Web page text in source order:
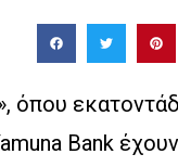
όπου
Bank